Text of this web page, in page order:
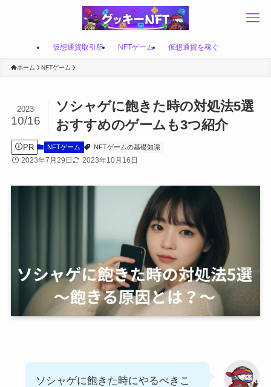
仮想通貨取引所 NFTゲーム 仮想通貨を稼ぐ
ホーム NFTゲーム
ソシャゲに飽きた時の対処法5選
おすすめのゲームも3つ紹介
2023
10/16
PR NFTゲーム NFTゲームの基礎知識
2023年7月29日 2023年10月16日
ソシャゲに飽きた時にやるべきこ